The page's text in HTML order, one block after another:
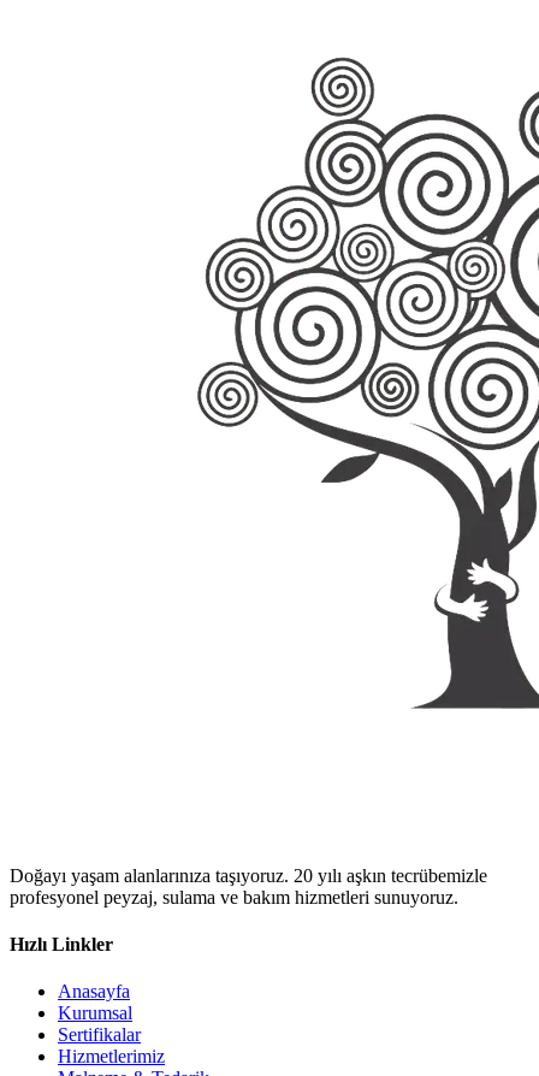
Doğayı yaşam alanlarınıza taşıyoruz. 20 yılı aşkın tecrübemizle
profesyonel peyzaj, sulama ve bakım hizmetleri sunuyoruz.
Hızlı Linkler
Anasayfa
Kurumsal
Sertifikalar
Hizmetlerimiz